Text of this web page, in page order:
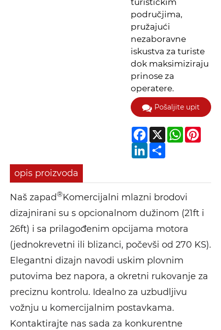
turističkim
područjima,
pružajući
nezaboravne
iskustva za turiste
dok maksimiziraju
prinose za
operatere.
Pošaljite upit
Facebook
X WhatsApp
LinkedInShare
opis proizvoda
Naš zapad®Komercijalni mlazni brodovi
dizajnirani su s opcionalnom dužinom (21ft i
26ft) i sa prilagođenim opcijama motora
(jednokrevetni ili blizanci, počevši od 270 KS).
Elegantni dizajn navodi uskim plovnim
putovima bez napora, a okretni rukovanje za
preciznu kontrolu. Idealno za uzbudljivu
vožnju u komercijalnim postavkama.
Kontaktirajte nas sada za konkurentne